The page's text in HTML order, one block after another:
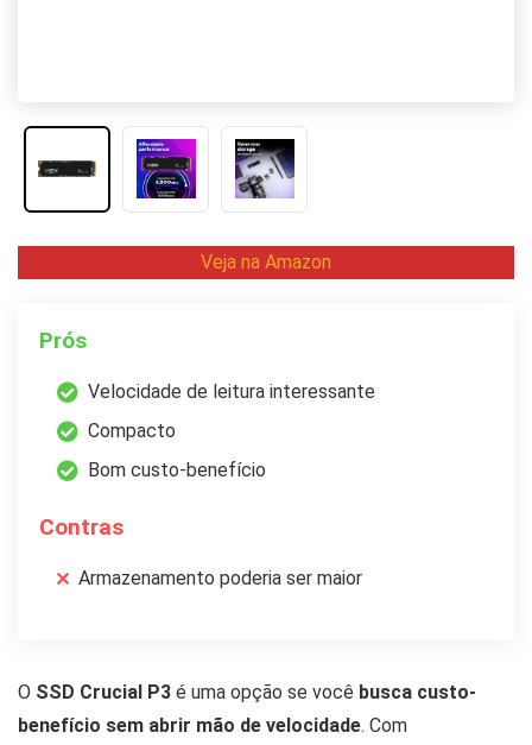
Veja na Amazon
Prós
Velocidade de leitura interessante
Compacto
Bom custo-benefício
Contras
Armazenamento poderia ser maior
O SSD Crucial P3 é uma opção se você busca custo-
benefício sem abrir mão de velocidade. Com